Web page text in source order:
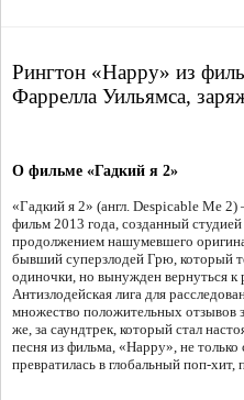
Рингтон «Happy» из
Фаррелла Уильямса,
О фильме «Гадкий я 2»
«Гадкий я 2» (англ. Despicable Me
фильм 2013 года, созданный
продолжением нашумевшего
бывший суперзлодей Грю, который
одиночки, но вынужден вернуться к
Антизлодейская лига для
множество положительных
же, за саундтрек, который стал
песня из фильма, «Happy», не
превратилась в глобальный поп-